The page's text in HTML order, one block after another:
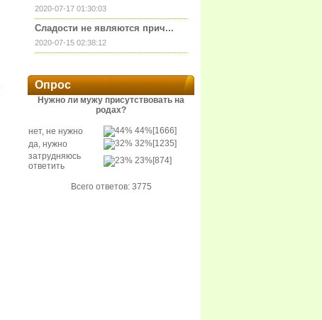
2020-07-17 01:30:03
Сладости не являются прич...
2020-07-15 02:38:12
Опрос
Нужно ли мужу присутствовать на
родах?
нет, не нужно 44%[1666]
да, нужно
32%[1235]
затрудняюсь
ответить
23%[874]
Всего ответов: 3775